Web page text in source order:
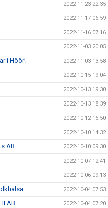
2022-11-23 22:35
2022-11-17 06:59
2022-11-16 07:16
2022-11-03 20:05
i Höör! 2022-11-03 13:58
2022-10-15 19:04
2022-10-13 19:30
2022-10-13 18:39
2022-10-12 16:50
2022-10-10 14:32
AB 2022-10-10 09:30
2022-10-07 12:41
2022-10-06 09:13
2022-10-04 07:53
2022-10-04 07:20